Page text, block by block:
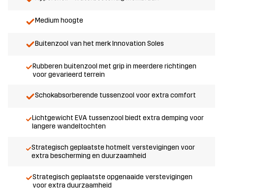
Medium hoogte
Buitenzool van het merk Innovation Soles
Rubberen buitenzool met grip in meerdere richtingen
voor gevarieerd terrein
Schokabsorberende tussenzool voor extra comfort
Lichtgewicht EVA tussenzool biedt extra demping voor
langere wandeltochten
Strategisch geplaatste hotmelt verstevigingen voor
extra bescherming en duurzaamheid
Strategisch geplaatste opgenaaide verstevigingen
voor extra duurzaamheid